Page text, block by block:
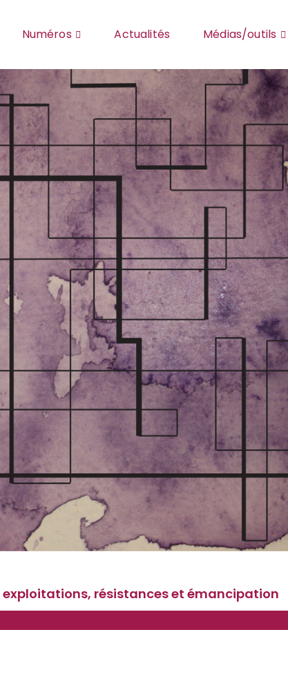
Numéros Actualités Médias/outils
résistances et émancipation